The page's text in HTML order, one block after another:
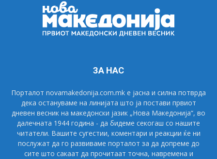
ЗА НАС
Порталот novamakedonija.com.mk е јасна и силна потврда
дека остануваме на линијата што ја постави првиот
дневен весник на македонски јазик „Нова Македонија“, во
далечната 1944 година - да бидеме секогаш со нашите
читатели. Вашите сугестии, коментари и реакции ќе ни
послужат да го развиваме порталот за да допреме до
сите што сакаат да прочитаат точна, навремена и